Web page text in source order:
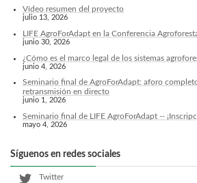
Vídeo resumen del proyecto
julio 13, 2026
LIFE AgroForAdapt en la Conferencia
junio 30, 2026
¿Cómo es el marco legal de los sistemas
junio 4, 2026
Seminario final de AgroForAdapt: aforo
retransmisión en directo
junio 1, 2026
Seminario final de LIFE AgroForAdapt --
mayo 4, 2026
Síguenos en redes sociales
Twitter